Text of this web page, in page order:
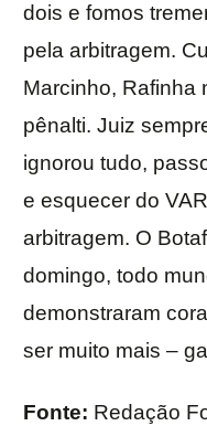
dois e fomos
pela arbitragem.
Marcinho, Rafinha
pênalti. Juiz
ignorou tudo,
e esquecer do
arbitragem. O
domingo, todo
demonstraram
ser muito mais –
Fonte: Redação